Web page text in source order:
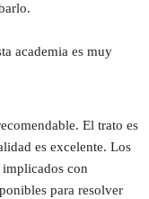
academia es muy
El trato es
es excelente. Los
con
para resolver